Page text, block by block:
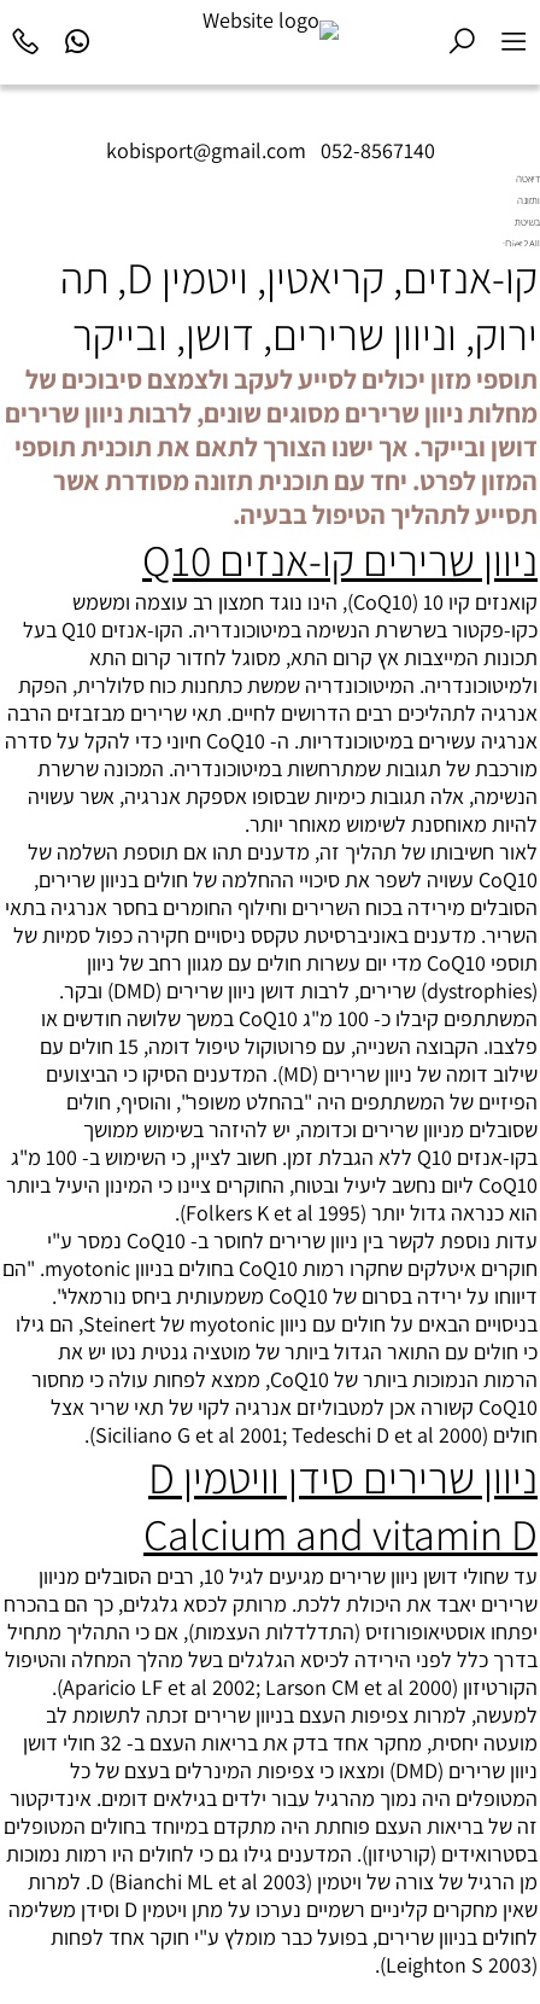
kobisport@gmail.com 052-8567140
דיאטה
ותזונה
בשיטת
Diet2All:
שמאחורי
המושלם.
קו-אנזים, קריאטין, ויטמין D, תה
ירוק, וניוון שרירים, דושן, ובייקר
תוספי מזון יכולים לסייע לעקב ולצמצם סיבוכים של
מחלות ניוון שרירים מסוגים שונים, לרבות ניוון שרירים
דושן ובייקר. אך ישנו הצורך לתאם את תוכנית תוספי
המזון לפרט. יחד עם תוכנית תזונה מסודרת אשר
תסייע לתהליך הטיפול בבעיה.
ניוון שרירים קו-אנזים Q10
קואנזים קיו 10 (CoQ10), הינו נוגד חמצון רב עוצמה ומשמש
כקו-פקטור בשרשרת הנשימה במיטוכונדריה. הקו-אנזים Q10 בעל
תכונות המייצבות אץ קרום התא, מסוגל לחדור קרום התא
ולמיטוכונדריה. המיטוכונדריה שמשת כתחנות כוח סלולרית, הפקת
אנרגיה לתהליכים רבים הדרושים לחיים. תאי שרירים מבזבזים הרבה
אנרגיה עשירים במיטוכונדריות. ה- CoQ10 חיוני כדי להקל על סדרה
מורכבת של תגובות שמתרחשות במיטוכונדריה. המכונה שרשרת
הנשימה, אלה תגובות כימיות שבסופו אספקת אנרגיה, אשר עשויה
להיות מאוחסנת לשימוש מאוחר יותר.
לאור חשיבותו של תהליך זה, מדענים תהו אם תוספת השלמה של
CoQ10 עשויה לשפר את סיכויי ההחלמה של חולים בניוון שרירים,
הסובלים מירידה בכוח השרירים וחילוף החומרים בחסר אנרגיה בתאי
השריר. מדענים באוניברסיטת טקסס ניסויים חקירה כפול סמיות של
תוספי CoQ10 מדי יום עשרות חולים עם מגוון רחב של ניוון
(dystrophies) שרירים, לרבות דושן ניוון שרירים (DMD) ובקר.
המשתתפים קיבלו כ- 100 מ"ג CoQ10 במשך שלושה חודשים או
פלצבו. הקבוצה השנייה, עם פרוטוקול טיפול דומה, 15 חולים עם
שילוב דומה של ניוון שרירים (MD). המדענים הסיקו כי הביצועים
הפיזיים של המשתתפים היה "בהחלט משופר", והוסיף, חולים
שסובלים מניוון שרירים וכדומה, יש להיזהר בשימוש ממושך
בקו-אנזים Q10 ללא הגבלת זמן. חשוב לציין, כי השימוש ב- 100 מ"ג
CoQ10 ליום נחשב ליעיל ובטוח, החוקרים ציינו כי המינון היעיל ביותר
הוא כנראה גדול יותר (Folkers K et al 1995).
עדות נוספת לקשר בין ניוון שרירים לחוסר ב- CoQ10 נמסר ע"י
חוקרים איטלקים שחקרו רמות CoQ10 בחולים בניוון myotonic. "הם
דיווחו על ירידה בסרום של CoQ10 משמעותית ביחס נורמאלי".
בניסויים הבאים על חולים עם ניוון myotonic של Steinert, הם גילו
כי חולים עם התואר הגדול ביותר של מוטציה גנטית נטו יש את
הרמות הנמוכות ביותר של CoQ10, ממצא לפחות עולה כי מחסור
CoQ10 קשורה אכן למטבוליזם אנרגיה לקוי של תאי שריר אצל
חולים (Siciliano G et al 2001; Tedeschi D et al 2000).
ניוון שרירים סידן וויטמין D
Calcium and vitamin D
עד שחולי דושן ניוון שרירים מגיעים לגיל 10, רבים הסובלים מניוון
שרירים יאבד את היכולת ללכת. מרותק לכסא גלגלים, כך הם בהכרח
יפתחו אוסטיאופורוזיס (התדלדלות העצמות), אם כי התהליך מתחיל
בדרך כלל לפני הירידה לכיסא הגלגלים בשל מהלך המחלה והטיפול
הקורטיזון (Aparicio LF et al 2002; Larson CM et al 2000).
למעשה, למרות צפיפות העצם בניוון שרירים זכתה לתשומת לב
מועטה יחסית, מחקר אחד בדק את בריאות העצם ב- 32 חולי דושן
ניוון שרירים (DMD) ומצאו כי צפיפות המינרלים בעצם של כל
המטופלים היה נמוך מהרגיל עבור ילדים בגילאים דומים. אינדיקטור
זה של בריאות העצם פוחתת היה מתקדם במיוחד בחולים המטופלים
בסטרואידים (קורטיזון). המדענים גילו גם כי לחולים היו רמות נמוכות
מן הרגיל של צורה של ויטמין D (Bianchi ML et al 2003). למרות
שאין מחקרים קליניים רשמיים נערכו על מתן ויטמין D וסידן משלימה
לחולים בניוון שרירים, בפועל כבר מומלץ ע"י חוקר אחד לפחות
(Leighton S 2003).